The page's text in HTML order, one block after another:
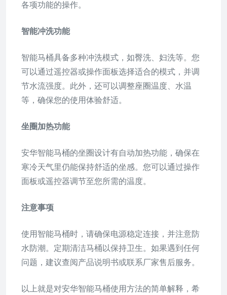
各项功能的操作。
智能冲洗功能
智能马桶具备多种冲洗模式，如臀洗、妇洗等。您
可以通过遥控器或操作面板选择适合的模式，并调
节水流强度。此外，还可以调整座圈温度、水温
等，确保您的使用体验舒适。
坐圈加热功能
安华智能马桶的坐圈设计有自动加热功能，确保在
寒冷天气里仍能保持舒适的坐感。您可以通过操作
面板或遥控器调节至您所需的温度。
注意事项
使用智能马桶时，请确保电源稳定连接，并注意防
水防潮。定期清洁马桶以保持卫生。如果遇到任何
问题，建议查阅产品说明书或联系厂家售后服务。
以上就是对安华智能马桶使用方法的简单解释，希